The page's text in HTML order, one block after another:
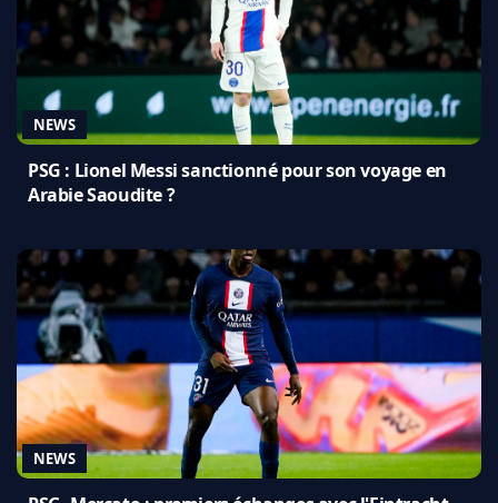
NEWS
PSG : Lionel Messi sanctionné pour son voyage en
Arabie Saoudite ?
NEWS